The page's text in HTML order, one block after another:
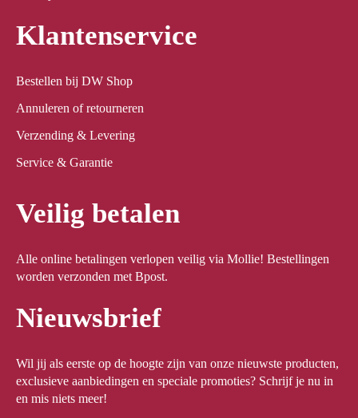
Klantenservice
Bestellen bij DW Shop
Annuleren of retourneren
Verzending & Levering
Service & Garantie
Veilig betalen
Alle online betalingen verlopen veilig via Mollie! Bestellingen
worden verzonden met Bpost.
Nieuwsbrief
Wil jij als eerste op de hoogte zijn van onze nieuwste producten,
exclusieve aanbiedingen en speciale promoties? Schrijf je nu in
en mis niets meer!